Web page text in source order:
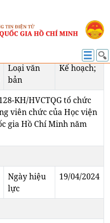
Loại văn
bản
Kế hoạch;
KH/HVCTQG tổ chức
viên chức của Học viện
gia Hồ Chí Minh năm
Ngày hiệu
lực
19/04/2024